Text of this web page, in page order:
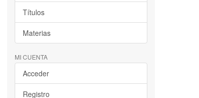
Títulos
Materias
MI CUENTA
Acceder
Registro